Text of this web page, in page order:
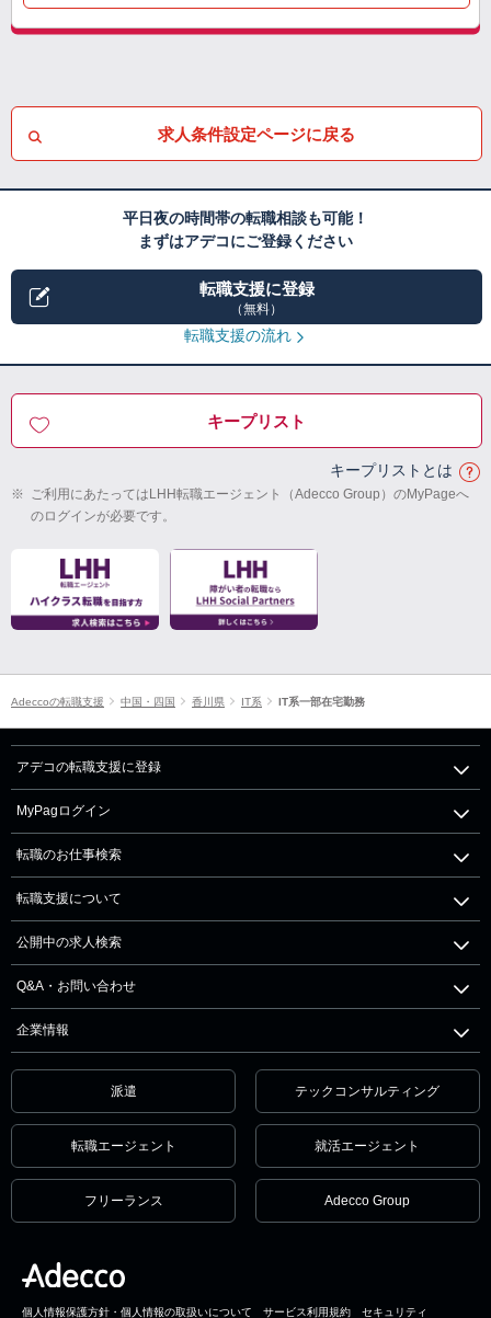
求人条件設定ページに戻る
平日夜の時間帯の転職相談も可能！
まずはアデコにご登録ください
転職支援に登録
（無料）
転職支援の流れ
キープリスト
キープリストとは
※ ご利用にあたってはLHH転職エージェント（Adecco Group）のMyPageへ
のログインが必要です。
Adeccoの転職支援 中国・四国 香川県 IT系 IT系一部在宅勤務
アデコの転職支援に登録
MyPagログイン
転職のお仕事検索
転職支援について
公開中の求人検索
Q&A・お問い合わせ
企業情報
派遣 テックコンサルティング
転職エージェント 就活エージェント
フリーランス Adecco Group
個人情報保護方針・個人情報の取扱いについて サービス利用規約 セキュリティ